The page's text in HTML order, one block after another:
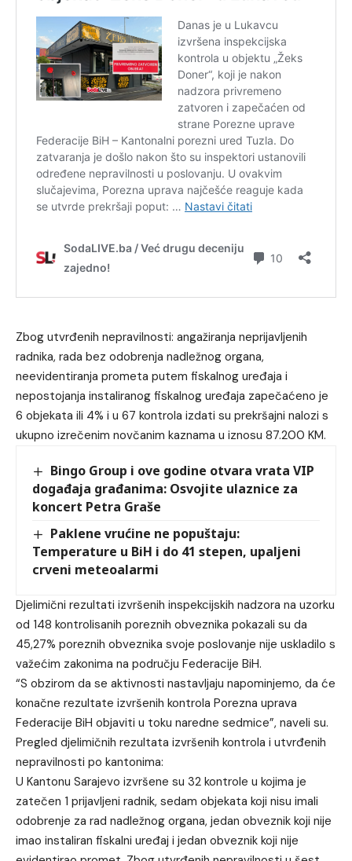
Zbog utvrđenih nepravilnosti: angažiranja neprijavljenih
radnika, rada bez odobrenja nadležnog organa,
neevidentiranja prometa putem fiskalnog uređaja i
nepostojanja instaliranog fiskalnog uređaja zapečaćeno je
6 objekata ili 4% i u 67 kontrola izdati su prekršajni nalozi s
ukupno izrečenim novčanim kaznama u iznosu 87.200 KM.
Bingo Group i ove godine otvara vrata VIP
događaja građanima: Osvojite ulaznice za
koncert Petra Graše
Paklene vrućine ne popuštaju:
Temperature u BiH i do 41 stepen, upaljeni
crveni meteoalarmi
Djelimični rezultati izvršenih inspekcijskih nadzora na uzorku
od 148 kontrolisanih poreznih obveznika pokazali su da
45,27% poreznih obveznika svoje poslovanje nije uskladilo s
važećim zakonima na području Federacije BiH.
“S obzirom da se aktivnosti nastavljaju napominjemo, da će
konačne rezultate izvršenih kontrola Porezna uprava
Federacije BiH objaviti u toku naredne sedmice”, naveli su.
Pregled djelimičnih rezultata izvršenih kontrola i utvrđenih
nepravilnosti po kantonima:
U Kantonu Sarajevo izvršene su 32 kontrole u kojima je
zatečen 1 prijavljeni radnik, sedam objekata koji nisu imali
odobrenje za rad nadležnog organa, jedan obveznik koji nije
imao instaliran fiskalni uređaj i jedan obveznik koji nije